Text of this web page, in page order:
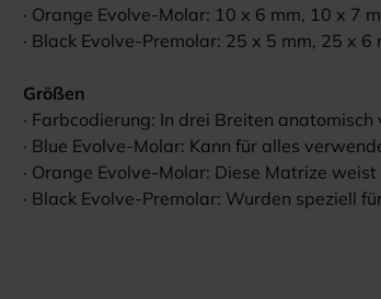
· Orange Evolve-Molar: 10 x 6 mm, 10 x 7
· Black Evolve-Premolar: 25 x 5 mm, 25 x
Größen
· Farbcodierung: In drei Breiten
· Blue Evolve-Molar: Kann für alles
· Orange Evolve-Molar: Diese Matrize
· Black Evolve-Premolar: Wurden speziell